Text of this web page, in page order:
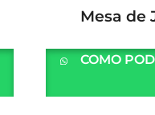
Mesa de
COMO